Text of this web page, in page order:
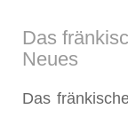
Das
Neues
Das